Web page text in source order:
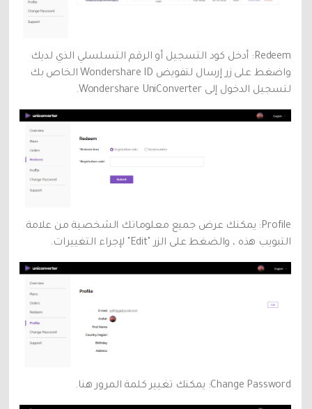
Redeem: أدخل كود التسجيل أو الرقم التسلسلي الذي لديك
واضغط على زر إرسال لتفويض Wondershare ID الخاص بك
لتسجيل الدخول إلى Wondershare UniConverter.
Profile: يمكنك عرض جميع معلوماتك الشخصية من علامة
التبويب هذه ، والضغط على الزر "Edit" لإجراء التغييرات.
Change Password: يمكنك تغيير كلمة المرور هنا.